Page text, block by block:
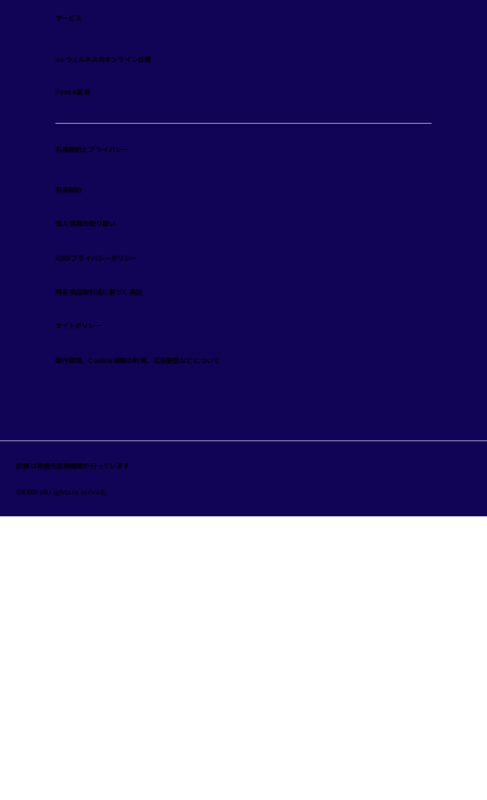
サービス
auウェルネスのオンライン診療
Ponta薬局
利用規約とプライバシー
️利用規約
個人情報の取り扱い
KDDIプライバシーポリシー
特定商品取引法に基づく表記
サイトポリシー
​動作環境、Cookie情報の利用、広告配信などについて
診療は提携先医療機関が行っています
©KDDI all rights reserved.